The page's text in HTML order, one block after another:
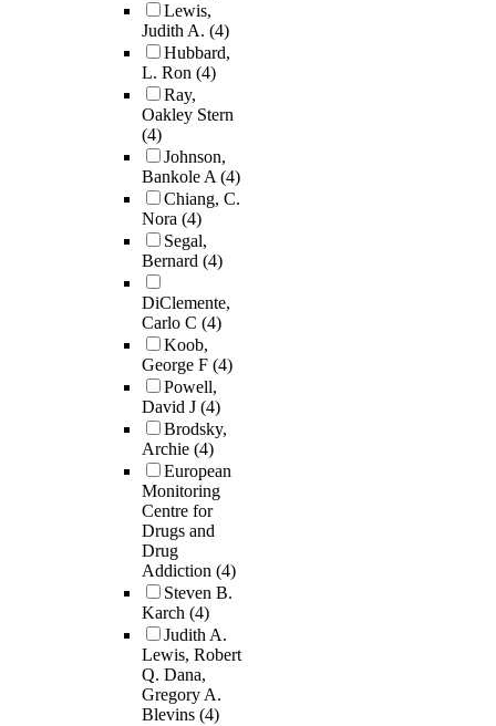
Lewis,
Judith A. (4)
Hubbard,
L. Ron (4)
Ray,
Oakley Stern
(4)
Johnson,
Bankole A(4)
Chiang, C.
Nora (4)
Segal,
Bernard (4)
DiClemente,
Carlo C (4)
Koob,
George F (4)
Powell,
David J (4)
Brodsky,
Archie (4)
European
Monitoring
Centre for
Drugs and
Drug
Addiction (4)
Steven B.
Karch (4)
Judith A.
Lewis, Robert
Q. Dana,
Gregory A.
Blevins (4)